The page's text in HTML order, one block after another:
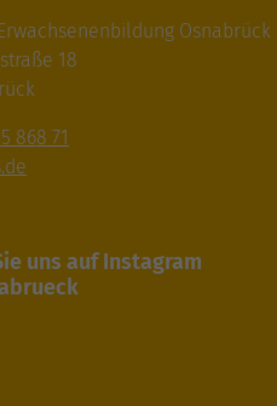
Osnabrück
18
868 71
uns auf Instagram